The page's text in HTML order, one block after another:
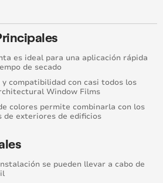
es ideal para una aplicación rápida
de secado
compatibilidad con casi todos los
Window Films
colores permite combinarla con los
de exteriores de edificios
se pueden llevar a cabo de